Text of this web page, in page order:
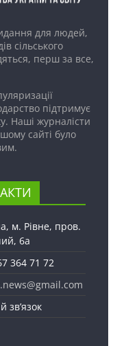
для людей,
сільського
перш за все,
підтримує
Наші журналісти
сайті було
м. Рівне, пров.
6а
364 71 72
зв’язок